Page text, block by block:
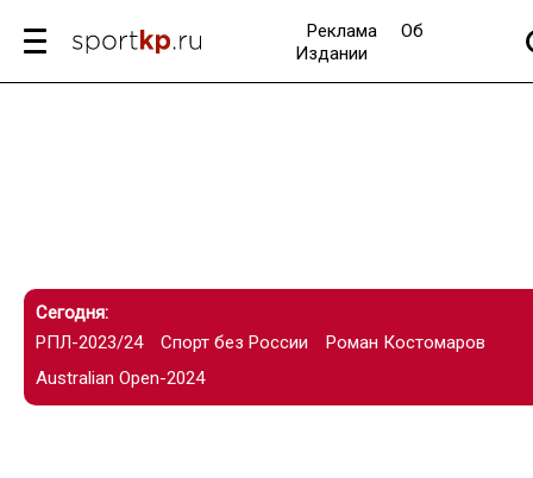
Реклама
Об
Издании
Сегодня:
РПЛ-2023/24
Спорт без России
Роман Костомаров
Australian Open-2024